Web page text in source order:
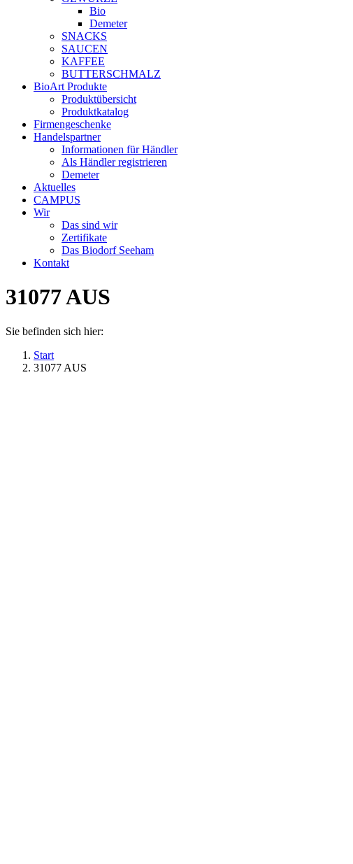
Bio
Demeter
SNACKS
SAUCEN
KAFFEE
BUTTERSCHMALZ
BioArt Produkte
Produktübersicht
Produktkatalog
Firmengeschenke
Handelspartner
Informationen für Händler
Als Händler registrieren
Demeter
Aktuelles
CAMPUS
Wir
Das sind wir
Zertifikate
Das Biodorf Seeham
Kontakt
31077 AUS
Sie befinden sich hier:
Start
31077 AUS